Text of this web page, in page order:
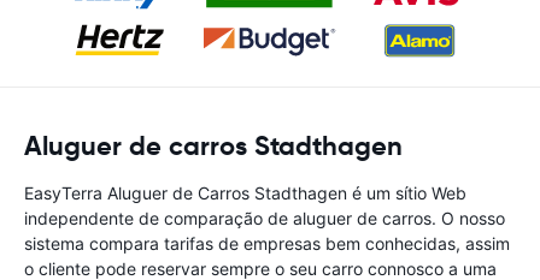
Aluguer de carros Stadthagen
EasyTerra Aluguer de Carros Stadthagen é um sítio Web
independente de comparação de aluguer de carros. O nosso
sistema compara tarifas de empresas bem conhecidas, assim
o cliente pode reservar sempre o seu carro connosco a uma